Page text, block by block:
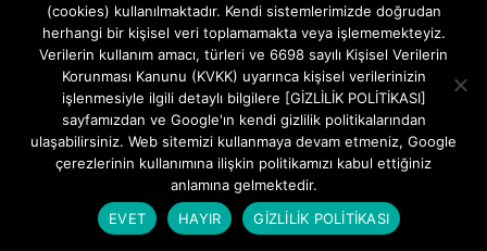
MODEM KURULUMLARI
Aidata WR854GVR AX3000 Wi-Fi Şifre
Değiştirme
BY: FREETEKNOLOJI ON: 5 AĞUSTOS 2026
(cookies) kullanılmaktadır. Kendi sistemlerimizde doğrudan
herhangi bir kişisel veri toplamamakta veya işlememekteyiz.
Verilerin kullanım amacı, türleri ve 6698 sayılı Kişisel Verilerin
Korunması Kanunu (KVKK) uyarınca kişisel verilerinizin
işlenmesiyle ilgili detaylı bilgilere [GİZLİLİK POLİTİKASI]
sayfamızdan ve Google'ın kendi gizlilik politikalarından
ulaşabilirsiniz. Web sitemizi kullanmaya devam etmeniz, Google
çerezlerinin kullanımına ilişkin politikamızı kabul ettiğiniz
anlamına gelmektedir.
EVET
HAYIR GİZLİLİK POLİTİKASI